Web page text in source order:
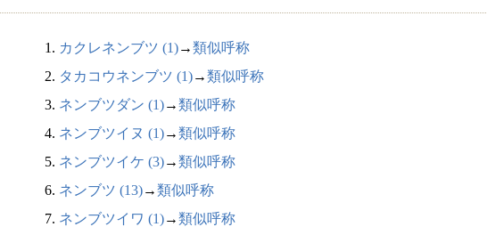
1. カクレネンブツ (1)→類似呼称
2. タカコウネンブツ (1)→類似呼称
3. ネンブツダン (1)→類似呼称
4. ネンブツイヌ (1)→類似呼称
5. ネンブツイケ (3)→類似呼称
6. ネンブツ (13)→類似呼称
7. ネンブツイワ (1)→類似呼称